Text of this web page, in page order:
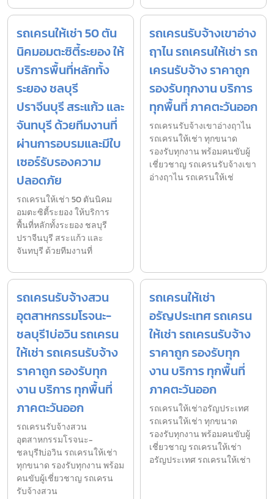
รถเครนให้เช่า 50 ตัน
นิคมอมตะซิตี้ระยอง ให้
บริการพื้นที่หลักทั้ง
ระยอง ชลบุรี
ปราจีนบุรี สระแก้ว และ
จันทบุรี ด้วยทีมงานที่
ผ่านการอบรมและมีใบ
เซอร์รับรองความ
ปลอดภัย
รถเครนให้เช่า 50 ตันนิคม
อมตะซิตี้ระยอง ให้บริการ
พื้นที่หลักทั้งระยอง ชลบุรี
ปราจีนบุรี สระแก้ว และ
จันทบุรี ด้วยทีมงานที่
รถเครนรับจ้างเขาอ่าง
ฤาไน รถเครนให้เช่า รถ
เครนรับจ้าง ราคาถูก
รองรับทุกงาน บริการ
ทุกพื้นที่ ภาคตะวันออก
รถเครนรับจ้างเขาอ่างฤาไน
รถเครนให้เช่า ทุกขนาด
รองรับทุกงาน พร้อมคนขับผู้
เชี่ยวชาญ รถเครนรับจ้างเขา
อ่างฤาไน รถเครนให้เช่
รถเครนรับจ้างสวน
อุตสาหกรรมโรจนะ-
ชลบุรี1บ่อวิน รถเครน
ให้เช่า รถเครนรับจ้าง
ราคาถูก รองรับทุก
งาน บริการ ทุกพื้นที่
ภาคตะวันออก
รถเครนรับจ้างสวน
อุตสาหกรรมโรจนะ-
ชลบุรี1บ่อวิน รถเครนให้เช่า
ทุกขนาด รองรับทุกงาน พร้อม
คนขับผู้เชี่ยวชาญ รถเครน
รับจ้างสวน
รถเครนให้เช่า
อรัญประเทศ รถเครน
ให้เช่า รถเครนรับจ้าง
ราคาถูก รองรับทุก
งาน บริการ ทุกพื้นที่
ภาคตะวันออก
รถเครนให้เช่าอรัญประเทศ
รถเครนให้เช่า ทุกขนาด
รองรับทุกงาน พร้อมคนขับผู้
เชี่ยวชาญ รถเครนให้เช่า
อรัญประเทศ รถเครนให้เช่า